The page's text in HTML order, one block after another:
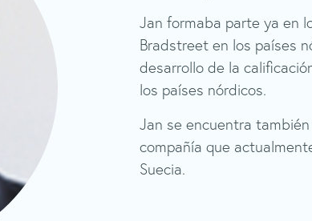
Jan formaba parte ya en
Bradstreet en los países
desarrollo de la
los países nórdicos.
Jan se encuentra
compañía que
Suecia.